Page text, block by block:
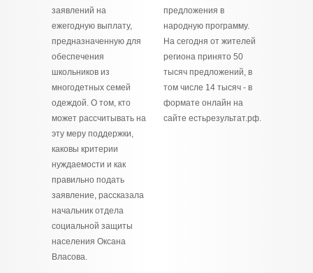
заявлений на
ежегодную выплату,
предназначенную для
обеспечения
школьников из
многодетных семей
одеждой. О том, кто
может рассчитывать на
эту меру поддержки,
каковы критерии
нуждаемости и как
правильно подать
заявление, рассказала
начальник отдела
социальной защиты
населения Оксана
Власова.
предложения в
народную программу.
На сегодня от жителей
региона принято 50
тысяч предложений, в
том числе 14 тысяч - в
формате онлайн на
сайте естьрезультат.рф.